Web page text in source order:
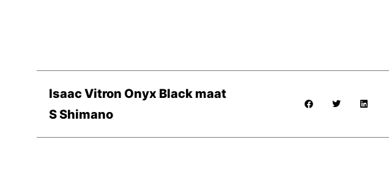
Isaac Vitron Onyx Black maat
S Shimano